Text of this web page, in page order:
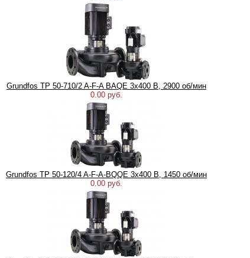
Grundfos TP 50-710/2 A-F-A BAQE 3x400 В, 2900 об/мин
0.00 руб.
Grundfos TP 50-120/4 A-F-A-BQQE 3x400 В, 1450 об/мин
0.00 руб.